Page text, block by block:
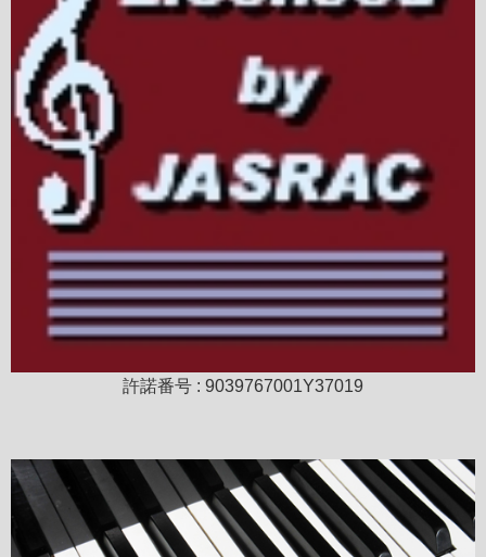
許諾番号 : 9039767001Y37019